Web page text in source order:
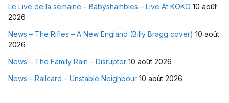
Le Live de la semaine – Babyshambles – Live At KOKO 10 août
2026
News – The Rifles – A New England (Billy Bragg cover) 10 août
2026
News – The Family Rain – Disruptor 10 août 2026
News – Railcard – Unstable Neighbour 10 août 2026